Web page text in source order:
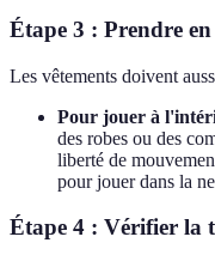
Étape 3 : Prendre
Les vêtements doivent
Pour jouer à
des robes ou des
liberté de
pour jouer dans la
Étape 4 : Vérifier la